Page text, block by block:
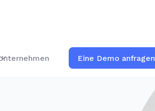
Eine Demo anfragen